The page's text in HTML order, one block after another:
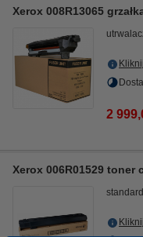
Xerox 008R13065
2
Xerox 006R01529 toner
standard